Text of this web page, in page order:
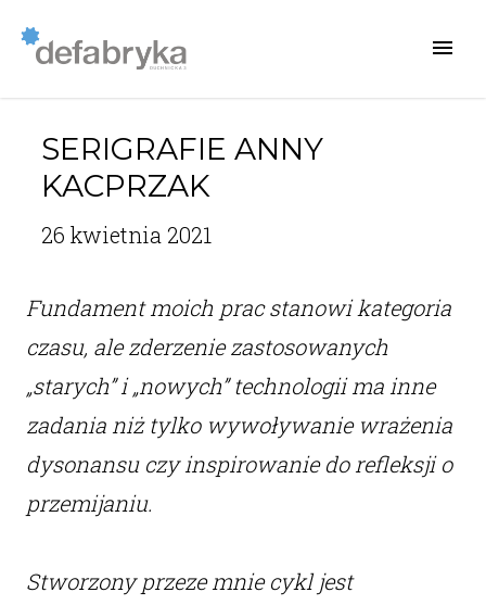
SERIGRAFIE ANNY
KACPRZAK
26 kwietnia 2021
Fundament moich prac stanowi kategoria
czasu, ale zderzenie zastosowanych
„starych” i „nowych” technologii ma inne
zadania niż tylko wywoływanie wrażenia
dysonansu czy inspirowanie do refleksji o
przemijaniu.
Stworzony przeze mnie cykl jest